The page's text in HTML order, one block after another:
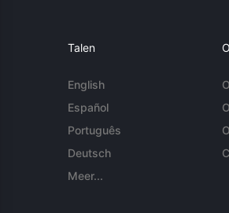
Talen
English
Español
Português
Deutsch
Meer...